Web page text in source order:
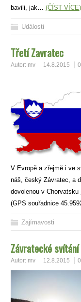
bavili, jak…(ČÍST VÍCE)
Události
Třetí Zavratec
Autor: mv 14.8.2015
V Evropě a zřejmě i ve
náš, český Závratec, a
dovolenou v
(GPS souřadnice
Zajímavosti
Závratecké
Autor: mv 12.8.2015